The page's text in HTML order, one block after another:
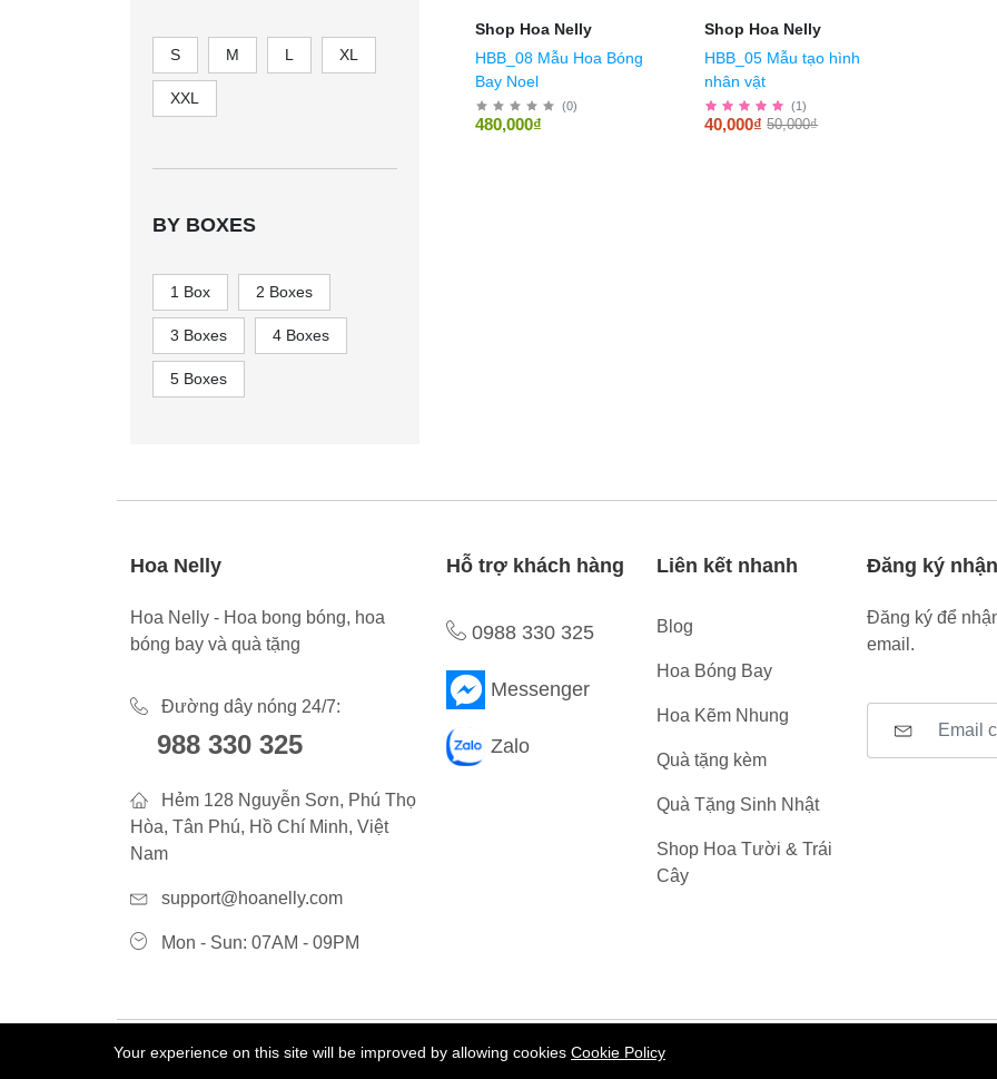
S M L XL
XXL
BY BOXES
1 Box 2 Boxes
3 Boxes 4 Boxes
5 Boxes
Shop Hoa Nelly
HBB_08 Mẫu Hoa Bóng
Bay Noel
(0)
480,000₫
Shop Hoa Nelly
HBB_05 Mẫu tạo hình
nhân vật
(1)
50,000₫
40,000₫
Hoa Nelly
Hoa Nelly - Hoa bong bóng, hoa
bóng bay và quà tặng
Đường dây nóng 24/7:
988 330 325
Hẻm 128 Nguyễn Sơn, Phú Thọ
Hòa, Tân Phú, Hồ Chí Minh, Việt
Nam
support@hoanelly.com
Mon - Sun: 07AM - 09PM
Hỗ trợ khách hàng
0988 330 325
Messenger
Zalo
Liên kết nhanh
Blog
Hoa Bóng Bay
Hoa Kẽm Nhung
Quà tặng kèm
Quà Tặng Sinh Nhật
Shop Hoa Tười & Trái
Cây
Đăng ký
Đăng ký để
email.
Your experience on this site will be improved by allowing cookies Cookie Policy